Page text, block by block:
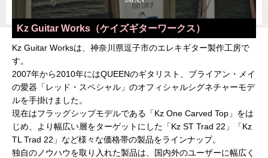
Kz Guitar Works（ケイズギターワークス）
Kz Guitar Worksは、神奈川県逗子市のエレキギター製作工房で
す。
2007年から2010年にはQUEENのギタリスト、ブライアン・メイ
の愛器「レッド・スペシャル」のオフィシャルシグネチャーモデ
ルを手掛けました。
現在はフラッグシップモデルである「Kz One Carved Top」をは
じめ、より幅広い層をターゲットにした「Kz ST Trad 22」「Kz
TL Trad 22」など様々な価格帯の製品をラインナップ。
独自のノウハウを取り入れた製品は、国内外のユーザーに幅広く